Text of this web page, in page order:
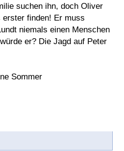
suchen ihn, doch Oliver
finden! Er muss
niemals einen Menschen
er? Die Jagd auf Peter
Sommer